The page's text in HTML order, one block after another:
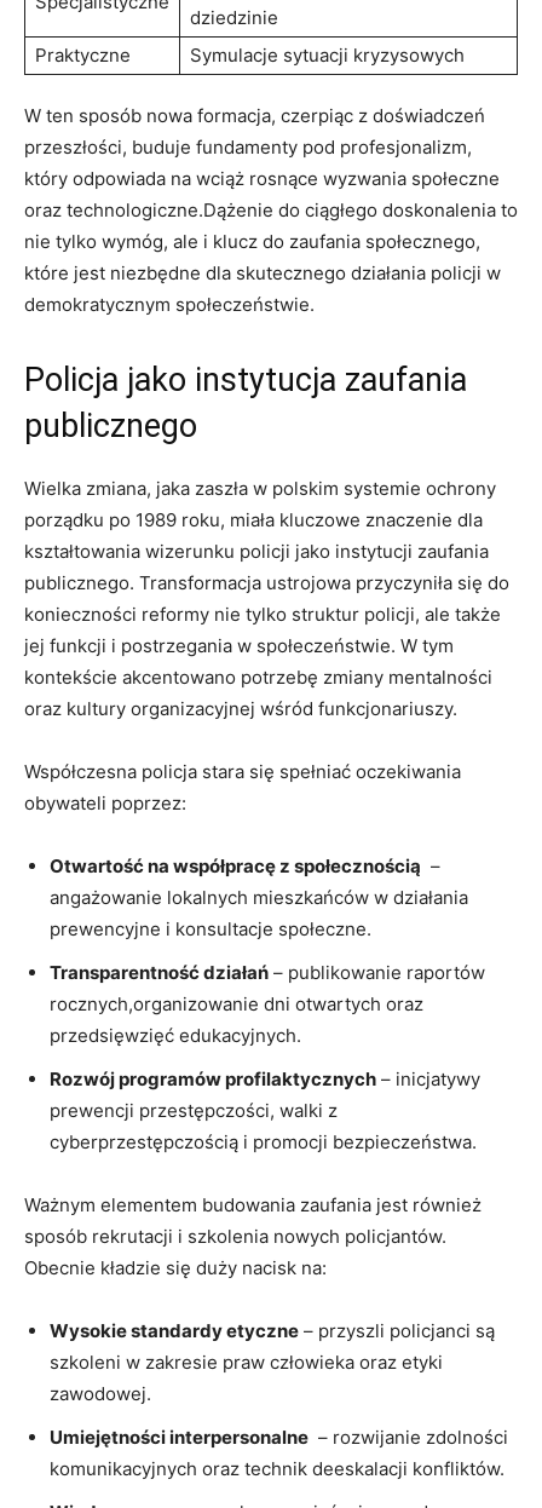
dziedzinie
Praktyczne
Symulacje sytuacji kryzysowych
W ten sposób nowa formacja, ⁤czerpiąc z ​doświadczeń
‍przeszłości, buduje fundamenty‍ pod profesjonalizm,
który odpowiada‍ na wciąż‌ rosnące wyzwania społeczne
⁣oraz technologiczne.Dążenie do ⁣ciągłego doskonalenia to
‌nie ⁤tylko wymóg,⁤ ale i ⁤klucz do⁣ zaufania społecznego,
które jest niezbędne dla skutecznego działania⁣ policji w
demokratycznym społeczeństwie.
Policja jako‍ instytucja zaufania
publicznego
Wielka zmiana, jaka⁢ zaszła w ⁢polskim systemie ochrony
porządku po 1989‌ roku, ⁣miała‌ kluczowe znaczenie dla
kształtowania wizerunku policji jako instytucji zaufania
publicznego. ‌Transformacja ustrojowa przyczyniła się do
konieczności reformy nie tylko struktur policji, ale także
jej ​funkcji⁢ i postrzegania w społeczeństwie. W tym
kontekście⁤ akcentowano ⁢potrzebę zmiany mentalności
oraz kultury‍ organizacyjnej ⁢wśród funkcjonariuszy.
Współczesna policja stara się spełniać oczekiwania
obywateli poprzez:
Otwartość na współpracę z społecznością ⁤ –
‍angażowanie lokalnych mieszkańców w działania
prewencyjne i konsultacje społeczne.
Transparentność działań –⁤ publikowanie raportów
rocznych,organizowanie dni ⁣otwartych ⁢oraz
przedsięwzięć ‍edukacyjnych.
Rozwój programów profilaktycznych – inicjatywy
prewencji ⁣przestępczości, walki z
cyberprzestępczością i promocji bezpieczeństwa.
Ważnym elementem⁣ budowania ​zaufania jest ‌również
⁤sposób rekrutacji⁢ i szkolenia nowych policjantów.​
Obecnie kładzie się duży ⁢nacisk na:
Wysokie standardy etyczne – przyszli policjanci są
szkoleni‍ w zakresie praw człowieka oraz ⁤etyki
zawodowej.
Umiejętności interpersonalne ‌ –⁣ rozwijanie zdolności
komunikacyjnych oraz technik⁢ deeskalacji konfliktów.